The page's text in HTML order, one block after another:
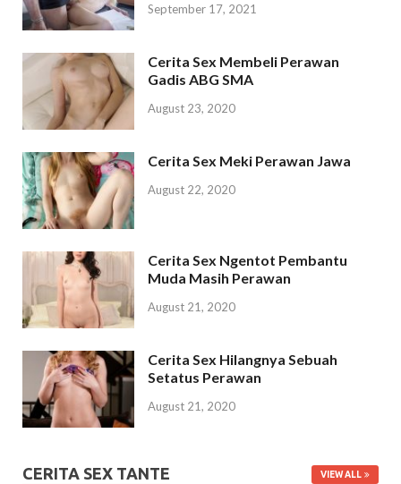
September 17, 2021
Cerita Sex Membeli Perawan
Gadis ABG SMA
August 23, 2020
Cerita Sex Meki Perawan Jawa
August 22, 2020
Cerita Sex Ngentot Pembantu
Muda Masih Perawan
August 21, 2020
Cerita Sex Hilangnya Sebuah
Setatus Perawan
August 21, 2020
CERITA SEX TANTE VIEW ALL